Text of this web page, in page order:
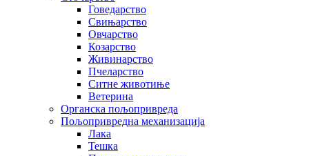
Говедарство
Свињарство
Овчарство
Козарство
Живинарство
Пчеларство
Ситне животиње
Ветерина
Органска пољопривреда
Пољопривредна механизација
Лака
Тешка